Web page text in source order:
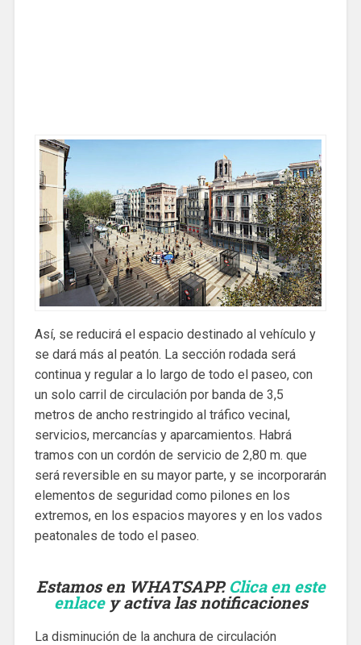
Así, se reducirá el espacio destinado al vehículo y
se dará más al peatón. La sección rodada será
continua y regular a lo largo de todo el paseo, con
un solo carril de circulación por banda de 3,5
metros de ancho restringido al tráfico vecinal,
servicios, mercancías y aparcamientos. Habrá
tramos con un cordón de servicio de 2,80 m. que
será reversible en su mayor parte, y se incorporarán
elementos de seguridad como pilones en los
extremos, en los espacios mayores y en los vados
peatonales de todo el paseo.
Estamos en WHATSAPP. Clica en este
enlacey activa las notificaciones
La disminución de la anchura de circulación